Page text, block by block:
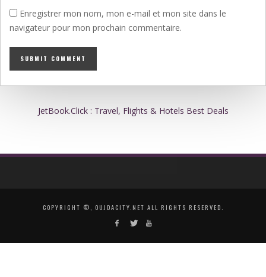
Enregistrer mon nom, mon e-mail et mon site dans le
navigateur pour mon prochain commentaire.
JetBook.Click : Travel, Flights & Hotels Best Deals
COPYRIGHT ©, OUJDACITY.NET ALL RIGHTS RESERVED.